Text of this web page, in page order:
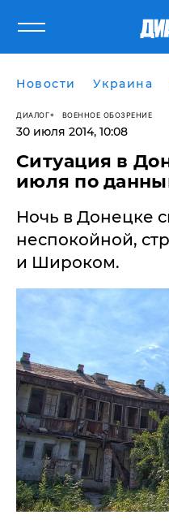
Новости Украина
ДИАЛОГ ВОЕННОЕ ОБОЗРЕНИЕ
30 июля 2014, 10:08
Ситуация в
июля по
Ночь в Донецке
неспокойной,
и Широком.